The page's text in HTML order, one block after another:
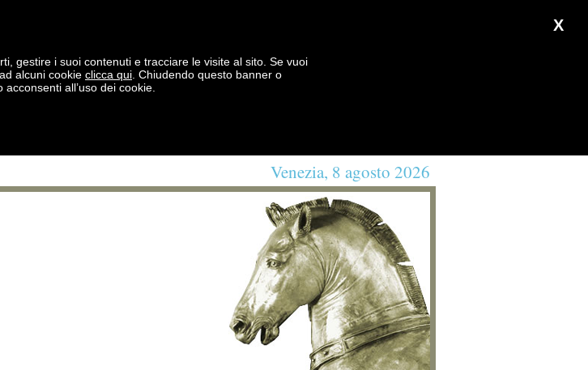
X
gestire i suoi contenuti e tracciare le visite al sito. Se vuoi
alcuni cookie clicca qui . Chiudendo questo banner o
all’uso dei cookie.
Venezia, 8 agosto 2026